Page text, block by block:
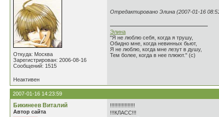
Откуда: Москва
Зарегистрирован: 2006-08-16
Сообщений: 1515
Отредактировано Элина (2007-01-16
Элина
"Я не люблю себя, когда я трушу,
Обидно мне, когда невинных бьют,
Я не люблю, когда мне лезут в душу,
Тем более, когда в нее плюют." (с)
Неактивен
2007-01-16 14:23:59
Бикинеев Виталий
Автор сайта
!!!!!!!!!!!!!!!!!
!!!КЛАСС!!!